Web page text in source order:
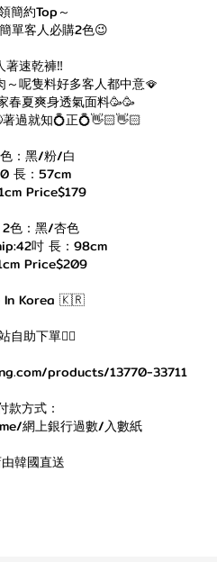
簡約Top～
單客人必購2色😉
著速乾褲‼️
呢隻料好多客人都中意🪭
春夏爽身透氣面料🥳🥳
過就知💍正💍👋🏻👋🏻
：黑/粉/白
長：57cm
Price$179
色：黑/杏色
吋 長：98cm
Price$209
Korea 🇰🇷
助下單👇🏻
products/13770-33711
款方式：
網上銀行過數/入數紙
韓國直送